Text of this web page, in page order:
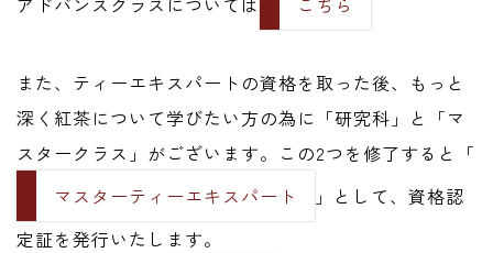
また、ティーエキスパートの資格を取った後、もっと
深く紅茶について学びたい方の為に「研究科」と「マ
スタークラス」がございます。この2つを修了すると「
マスターティーエキスパート
」として、資格認
定証を発行いたします。